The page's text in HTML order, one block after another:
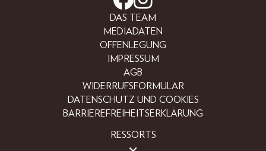
DAS TEAM
MEDIADATEN
OFFENLEGUNG
IMPRESSUM
AGB
WIDERRUFSFORMULAR
DATENSCHUTZ UND COOKIES
BARRIEREFREIHEITSERKLÄRUNG
RESSORTS